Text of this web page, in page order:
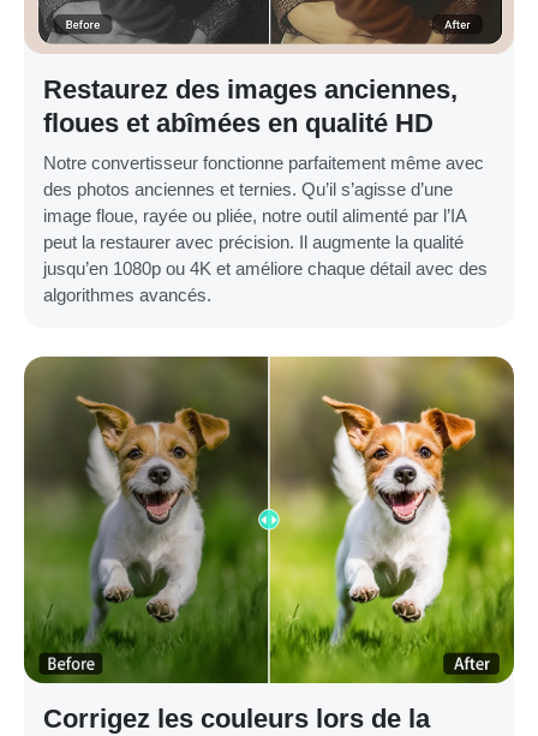
Restaurez des images anciennes,
floues et abîmées en qualité HD
Notre convertisseur fonctionne parfaitement même avec
des photos anciennes et ternies. Qu’il s’agisse d’une
image floue, rayée ou pliée, notre outil alimenté par l’IA
peut la restaurer avec précision. Il augmente la qualité
jusqu’en 1080p ou 4K et améliore chaque détail avec des
algorithmes avancés.
Corrigez les couleurs lors de la